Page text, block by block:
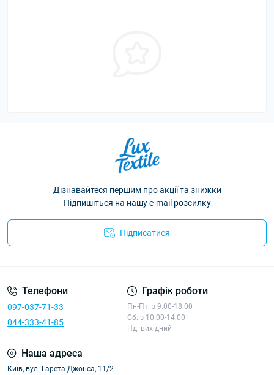
Дізнавайтеся першим про акції та знижки
Підпишіться на нашу e-mail розсилку
Підписатися
Телефони
097-037-71-33
044-333-41-85
Графік роботи
Пн-Пт: з 9.00-18.00
Сб: з 10.00-14.00
Нд: вихідний
Наша адреса
Київ, вул. Гарета Джонса, 11/2